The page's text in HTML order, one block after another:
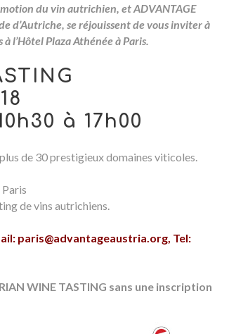
du vin autrichien, et ADVANTAGE
d’Autriche, se réjouissent de vous inviter à
l’Hôtel Plaza Athénée à Paris.
à 17h00
de 30 prestigieux domaines viticoles.
de vins autrichiens.
paris@advantageaustria.org , Tel:
WINE TASTING sans une inscription